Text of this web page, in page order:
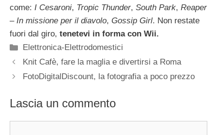
come: I Cesaroni, Tropic Thunder, South Park, Reaper
– In missione per il diavolo, Gossip Girl. Non restate
fuori dal giro, tenetevi in forma con Wii.
Categorie
Elettronica-Elettrodomestici
Knit Cafè, fare la maglia e divertirsi a Roma
FotoDigitalDiscount, la fotografia a poco prezzo
Lascia un commento